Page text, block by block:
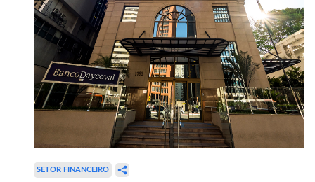
SETOR FINANCEIRO